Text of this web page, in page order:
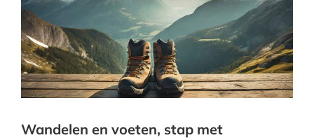
Wandelen en voeten, stap met